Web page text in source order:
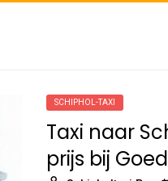
SCHIPHOL-TAXI
Taxi naar
prijs bij